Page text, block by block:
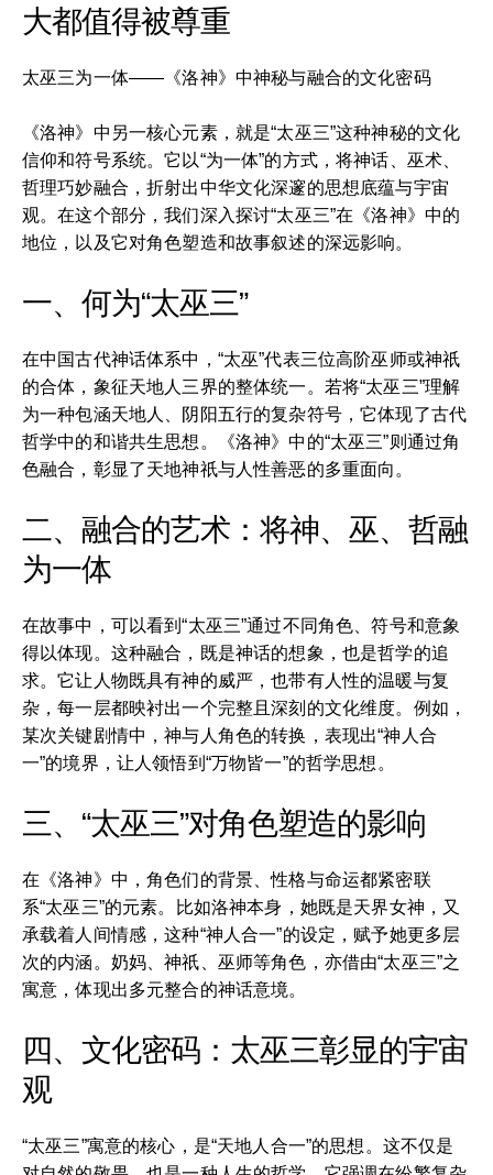
大都值得被尊重
太巫三为一体——《洛神》中神秘与融合的文化密码
《洛神》中另一核心元素，就是“太巫三”这种神秘的文化
信仰和符号系统。它以“为一体”的方式，将神话、巫术、
哲理巧妙融合，折射出中华文化深邃的思想底蕴与宇宙
观。在这个部分，我们深入探讨“太巫三”在《洛神》中的
地位，以及它对角色塑造和故事叙述的深远影响。
一、何为“太巫三”
在中国古代神话体系中，“太巫”代表三位高阶巫师或神祇
的合体，象征天地人三界的整体统一。若将“太巫三”理解
为一种包涵天地人、阴阳五行的复杂符号，它体现了古代
哲学中的和谐共生思想。《洛神》中的“太巫三”则通过角
色融合，彰显了天地神祇与人性善恶的多重面向。
二、融合的艺术：将神、巫、哲融
为一体
在故事中，可以看到“太巫三”通过不同角色、符号和意象
得以体现。这种融合，既是神话的想象，也是哲学的追
求。它让人物既具有神的威严，也带有人性的温暖与复
杂，每一层都映衬出一个完整且深刻的文化维度。例如，
某次关键剧情中，神与人角色的转换，表现出“神人合
一”的境界，让人领悟到“万物皆一”的哲学思想。
三、“太巫三”对角色塑造的影响
在《洛神》中，角色们的背景、性格与命运都紧密联
系“太巫三”的元素。比如洛神本身，她既是天界女神，又
承载着人间情感，这种“神人合一”的设定，赋予她更多层
次的内涵。奶妈、神祇、巫师等角色，亦借由“太巫三”之
寓意，体现出多元整合的神话意境。
四、文化密码：太巫三彰显的宇宙
观
“太巫三”寓意的核心，是“天地人合一”的思想。这不仅是